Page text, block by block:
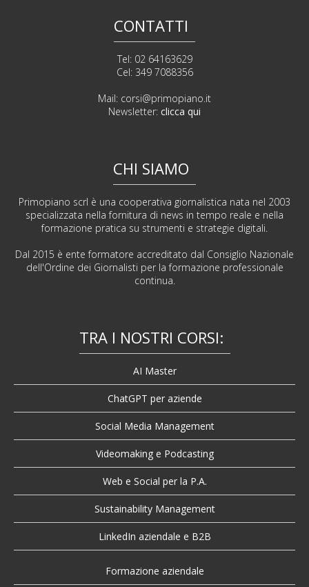
CONTATTI
Tel: 02 64163629
Cel: 349 7088356
Mail: corsi@primopiano.it
Newsletter: clicca qui
CHI SIAMO
Primopiano scrl è una cooperativa giornalistica nata nel 2003
specializzata nella fornitura di news in tempo reale e nella
formazione pratica su strumenti e strategie digitali.
Dal 2015 è ente formatore accreditato dal Consiglio Nazionale
dell'Ordine dei Giornalisti per la formazione professionale
continua.
TRA I NOSTRI CORSI:
AI Master
ChatGPT per aziende
Social Media Management
Videomaking e Podcasting
Web e Social per la P.A.
Sustainability Management
LinkedIn aziendale e B2B
Formazione aziendale